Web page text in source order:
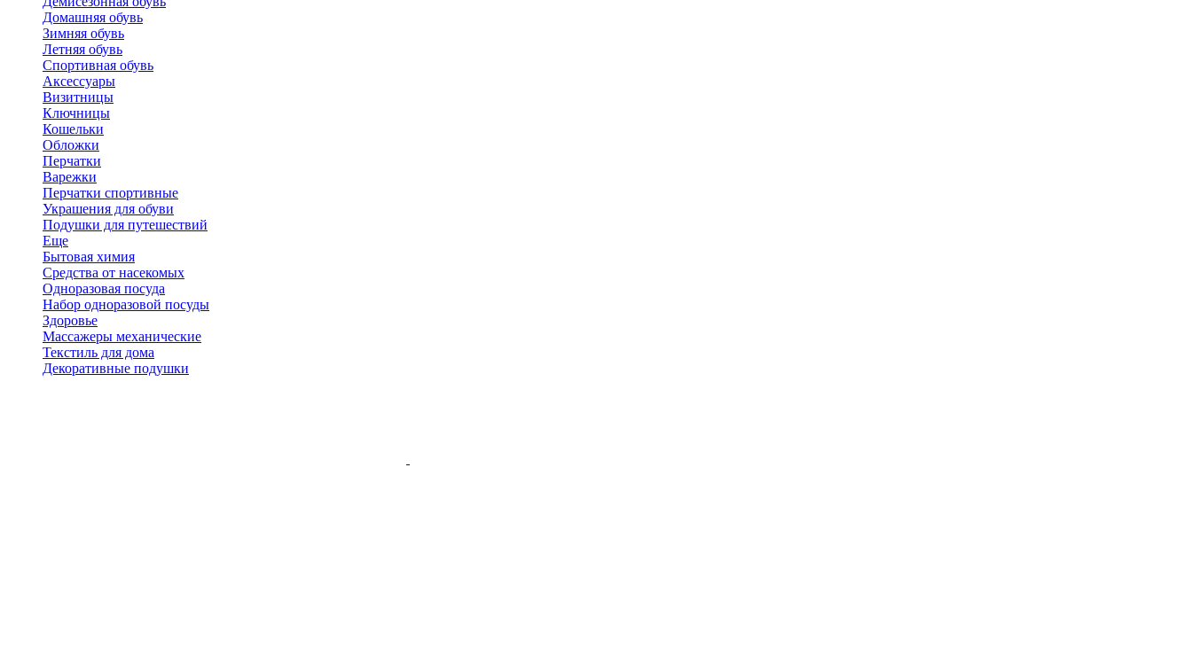
Домашняя обувь
Зимняя обувь
Летняя обувь
Спортивная обувь
Аксессуары
Визитницы
Ключницы
Кошельки
Обложки
Перчатки
Варежки
Перчатки спортивные
Украшения для обуви
Подушки для путешествий
Еще
Бытовая химия
Средства от насекомых
Одноразовая посуда
Набор одноразовой посуды
Здоровье
Массажеры механические
Текстиль для дома
Декоративные подушки